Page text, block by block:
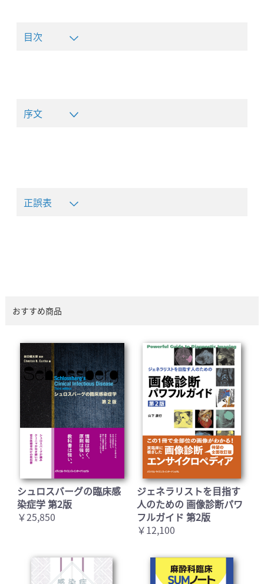
目次
序文
正誤表
おすすめ商品
シュロスバーグの臨床感
染症学 第2版
￥25,850
ジェネラリストを目指す
人のための 画像診断パワ
フルガイド 第2版
￥12,100